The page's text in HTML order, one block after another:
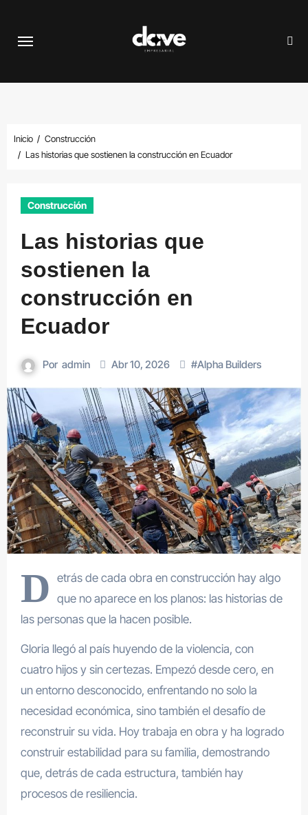
contenido
Inicio
Construcción
Las historias que sostienen la construcción en Ecuador
Construcción
Las historias que
sostienen la
construcción en
Ecuador
Por admin Abr 10, 2026 #Alpha Builders
D etrás de cada obra en construcción hay algo
que no aparece en los planos: las historias de
las personas que la hacen posible.
Gloria llegó al país huyendo de la violencia, con
cuatro hijos y sin certezas. Empezó desde cero, en
un entorno desconocido, enfrentando no solo la
necesidad económica, sino también el desafío de
reconstruir su vida. Hoy trabaja en obra y ha logrado
construir estabilidad para su familia, demostrando
que, detrás de cada estructura, también hay
procesos de resiliencia.